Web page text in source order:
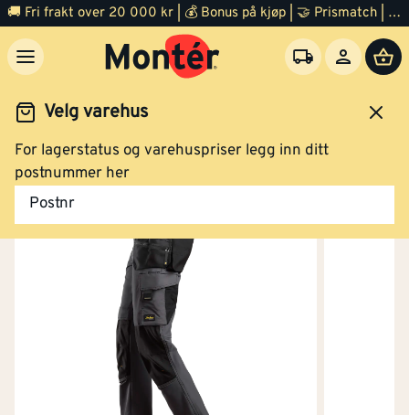
🚚 Fri frakt over 20 000 kr | 💰 Bonus på kjøp | 🤝 Prismatch | ⭐ 100% fornøyd garanti | 🏪 140 byggevarehus
Velg varehus
For lagerstatus og varehuspriser legg inn ditt
postnummer her
Postnr
og verneutstyr
Arbeidsbukse stretch mørk grå/sort str 58
Arbeidsbukse stretch mørk grå/sort str 60
Arbeidsbukse stretch mørk grå/sort str 62